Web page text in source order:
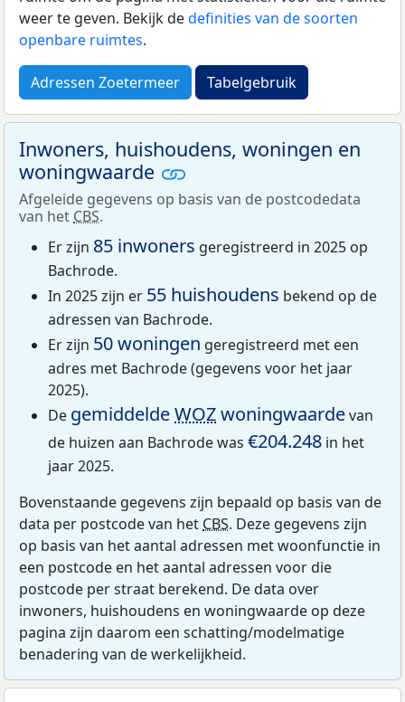
weer te geven. Bekijk dedefinities van de soorten
openbare ruimtes.
Adressen Zoetermeer Tabelgebruik
Inwoners, huishoudens, woningen en
woningwaarde
Afgeleide gegevens op basis van de postcodedata
van het CBS.
Er zijn 85 inwoners geregistreerd in 2025 op
Bachrode.
In 2025 zijn er 55 huishoudens bekend op de
adressen van Bachrode.
Er zijn 50 woningen geregistreerd met een
adres met Bachrode (gegevens voor het jaar
2025).
De gemiddeldeWOZwoningwaardevan
de huizen aan Bachrode was €204.248 in het
jaar 2025.
Bovenstaande gegevens zijn bepaald op basis van de
data per postcode van het CBS. Deze gegevens zijn
op basis van het aantal adressen met woonfunctie in
een postcode en het aantal adressen voor die
postcode per straat berekend. De data over
inwoners, huishoudens en woningwaarde op deze
pagina zijn daarom een schatting/modelmatige
benadering van de werkelijkheid.